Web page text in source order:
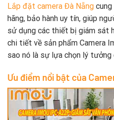
Lắp đặt camera Đà Nẵng
hãng, bảo hành uy tín, giúp
sử dụng các thiết bị giám sát
chi tiết về sản phẩm Camera
sao nó là sự lựa chọn lý tưởng
Ưu điểm nổi bật của